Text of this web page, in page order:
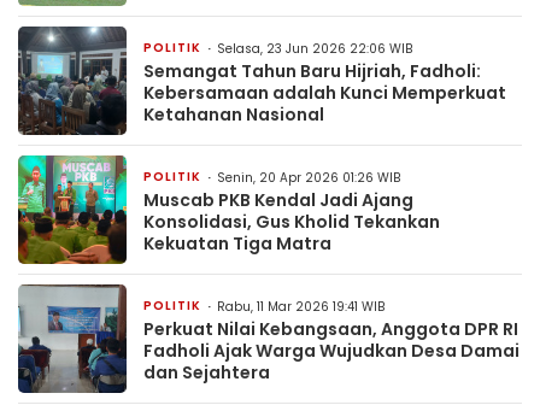
POLITIK Selasa, 23 Jun 2026 22:06 WIB
Semangat Tahun Baru Hijriah, Fadholi:
Kebersamaan adalah Kunci Memperkuat
Ketahanan Nasional
POLITIK Senin, 20 Apr 2026 01:26 WIB
Muscab PKB Kendal Jadi Ajang
Konsolidasi, Gus Kholid Tekankan
Kekuatan Tiga Matra
POLITIK Rabu, 11 Mar 2026 19:41 WIB
Perkuat Nilai Kebangsaan, Anggota DPR RI
Fadholi Ajak Warga Wujudkan Desa Damai
dan Sejahtera